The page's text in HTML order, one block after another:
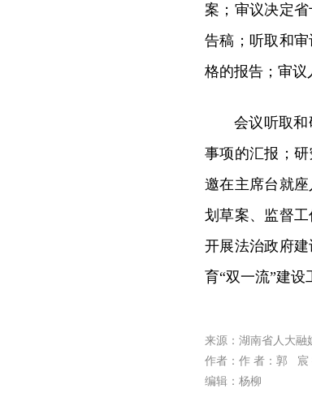
案；审议决定
告稿；听取和
格的报告；审议
会议听取
事项的汇报；
邀在主席台就
划草案、监督
开展法治政府
育“双一流”建设
来源：湖南省人大融
作者：作 者：郭
编辑：杨柳